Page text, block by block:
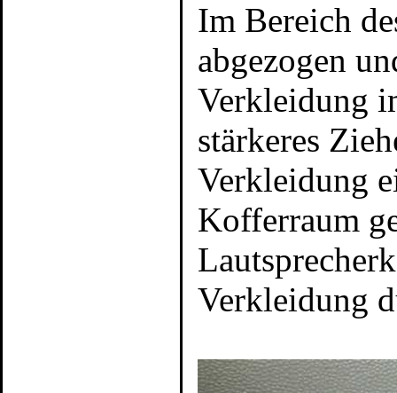
Im Bereich
abgezogen
Verkleidung
stärkeres
Verkleidung
Kofferraum
Verkleidung